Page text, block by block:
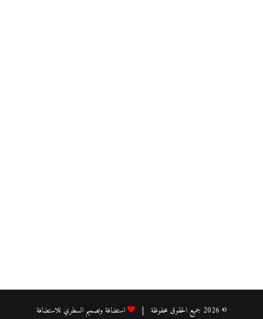
© 2026 جميع الحقوق محفوظة | استضافة وتصميم السطري للاستضافة